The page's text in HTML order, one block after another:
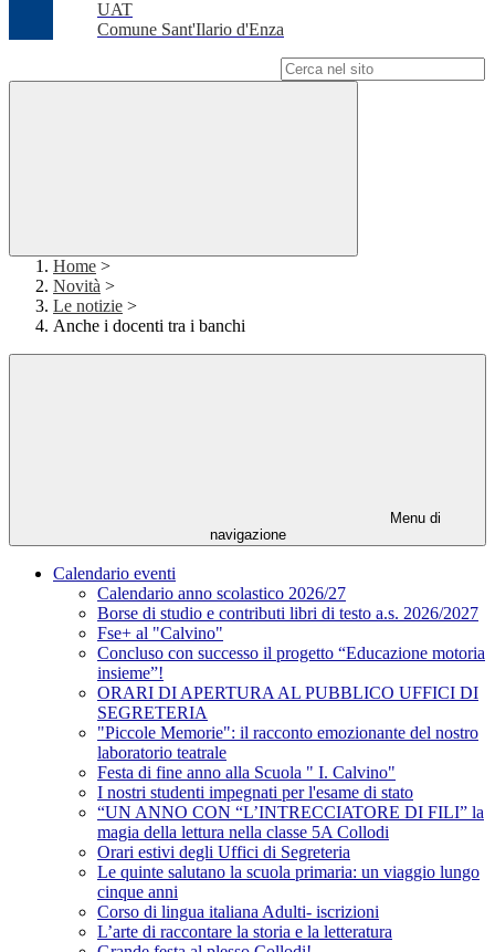
UAT
Comune Sant'Ilario d'Enza
Home >
Novità >
Le notizie >
Anche i docenti tra i banchi
Menu di
navigazione
Calendario eventi
Calendario anno scolastico 2026/27
Borse di studio e contributi libri di testo a.s. 2026/2027
Fse+ al "Calvino"
Concluso con successo il progetto “Educazione motoria
insieme”!
ORARI DI APERTURA AL PUBBLICO UFFICI DI
SEGRETERIA
"Piccole Memorie": il racconto emozionante del nostro
laboratorio teatrale
Festa di fine anno alla Scuola " I. Calvino"
I nostri studenti impegnati per l'esame di stato
“UN ANNO CON “L’INTRECCIATORE DI FILI” la
magia della lettura nella classe 5A Collodi
Orari estivi degli Uffici di Segreteria
Le quinte salutano la scuola primaria: un viaggio lungo
cinque anni
Corso di lingua italiana Adulti- iscrizioni
L’arte di raccontare la storia e la letteratura